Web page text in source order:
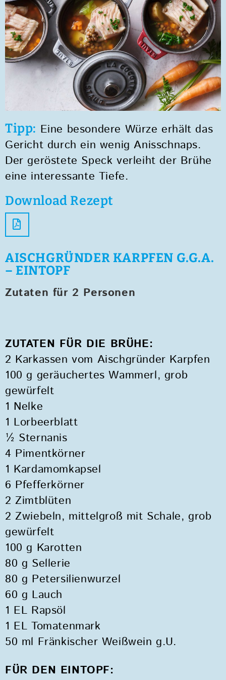
Tipp: Eine besondere Würze erhält das
Gericht durch ein wenig Anisschnaps.
Der geröstete Speck verleiht der Brühe
eine interessante Tiefe.
Download Rezept
AISCHGRÜNDER KARPFEN G.G.A.
– EINTOPF
Zutaten für 2 Personen
ZUTATEN FÜR DIE BRÜHE:
2 Karkassen vom Aischgründer Karpfen
100 g geräuchertes Wammerl, grob
gewürfelt
1 Nelke
1 Lorbeerblatt
½ Sternanis
4 Pimentkörner
1 Kardamomkapsel
6 Pfefferkörner
2 Zimtblüten
2 Zwiebeln, mittelgroß mit Schale, grob
gewürfelt
100 g Karotten
80 g Sellerie
80 g Petersilienwurzel
60 g Lauch
1 EL Rapsöl
1 EL Tomatenmark
50 ml Fränkischer Weißwein g.U.
FÜR DEN EINTOPF: